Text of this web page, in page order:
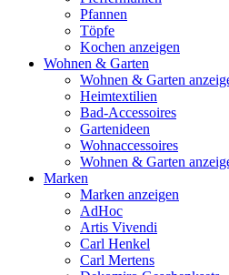
Pfannen
Töpfe
Kochen anzeigen
Wohnen & Garten
Wohnen & Garten
Heimtextilien
Bad-Accessoires
Gartenideen
Wohnaccessoires
Wohnen & Garten
Marken
Marken anzeigen
AdHoc
Artis Vivendi
Carl Henkel
Carl Mertens